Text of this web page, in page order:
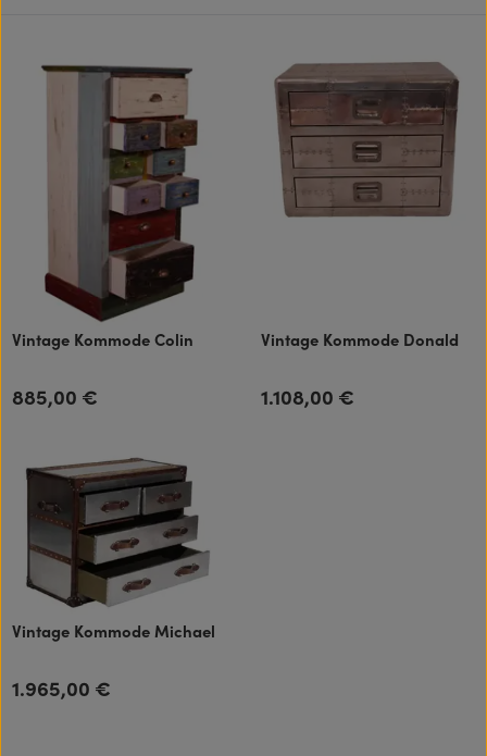
Vintage Kommode Colin
Regulärer Preis:
885,00 €
Vintage Kommode Donald
Regulärer Preis:
1.108,00 €
Vintage Kommode Michael
Regulärer Preis:
1.965,00 €